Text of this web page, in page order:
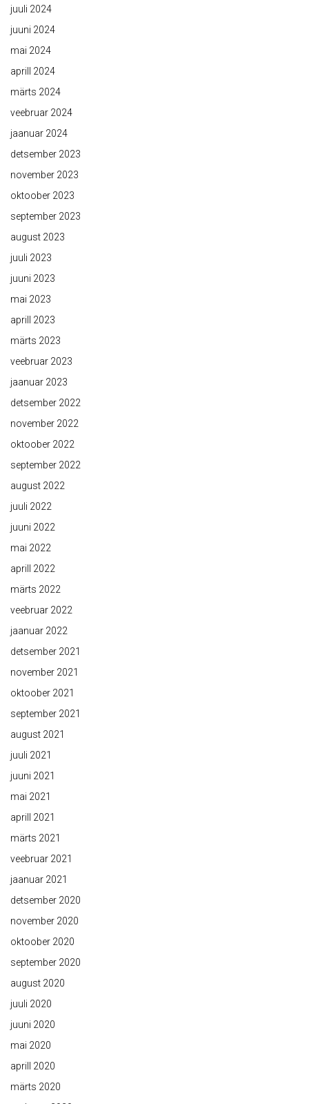
juuli 2024
juuni 2024
mai 2024
aprill 2024
märts 2024
veebruar 2024
jaanuar 2024
detsember 2023
november 2023
oktoober 2023
september 2023
august 2023
juuli 2023
juuni 2023
mai 2023
aprill 2023
märts 2023
veebruar 2023
jaanuar 2023
detsember 2022
november 2022
oktoober 2022
september 2022
august 2022
juuli 2022
juuni 2022
mai 2022
aprill 2022
märts 2022
veebruar 2022
jaanuar 2022
detsember 2021
november 2021
oktoober 2021
september 2021
august 2021
juuli 2021
juuni 2021
mai 2021
aprill 2021
märts 2021
veebruar 2021
jaanuar 2021
detsember 2020
november 2020
oktoober 2020
september 2020
august 2020
juuli 2020
juuni 2020
mai 2020
aprill 2020
märts 2020